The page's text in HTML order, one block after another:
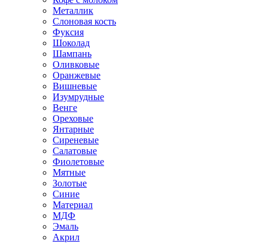
Металлик
Слоновая кость
Фуксия
Шоколад
Шампань
Оливковые
Оранжевые
Вишневые
Изумрудные
Венге
Ореховые
Янтарные
Сиреневые
Салатовые
Фиолетовые
Мятные
Золотые
Синие
Материал
МДФ
Эмаль
Акрил